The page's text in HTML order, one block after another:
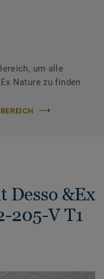
um alle
Nature zu finden
Desso &Ex
205-V T1